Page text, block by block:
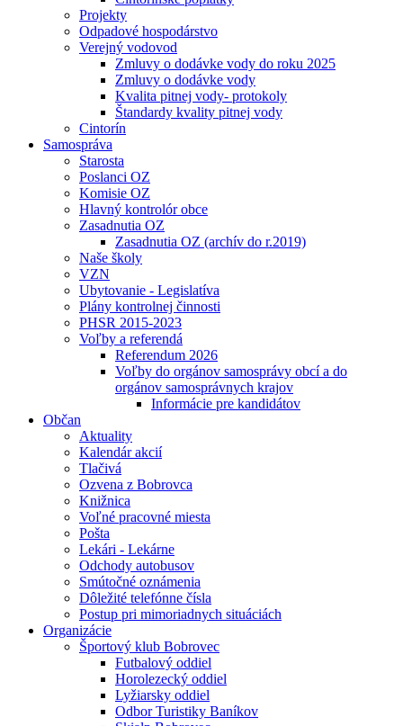
Projekty
Odpadové hospodárstvo
Verejný vodovod
Zmluvy o dodávke vody do roku 2025
Zmluvy o dodávke vody
Kvalita pitnej vody- protokoly
Štandardy kvality pitnej vody
Cintorín
Samospráva
Starosta
Poslanci OZ
Komisie OZ
Hlavný kontrolór obce
Zasadnutia OZ
Zasadnutia OZ (archív do r.2019)
Naše školy
VZN
Ubytovanie - Legislatíva
Plány kontrolnej činnosti
PHSR 2015-2023
Voľby a referendá
Referendum 2026
Voľby do orgánov samosprávy obcí a do
orgánov samosprávnych krajov
Informácie pre kandidátov
Občan
Aktuality
Kalendár akcií
Tlačivá
Ozvena z Bobrovca
Knižnica
Voľné pracovné miesta
Pošta
Lekári - Lekárne
Odchody autobusov
Smútočné oznámenia
Dôležité telefónne čísla
Postup pri mimoriadnych situáciách
Organizácie
Športový klub Bobrovec
Futbalový oddiel
Horolezecký oddiel
Lyžiarsky oddiel
Odbor Turistiky Baníkov